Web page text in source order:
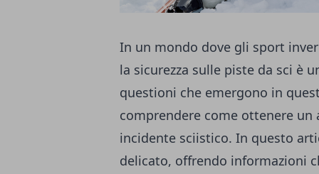
In un mondo dove gli sport
la sicurezza sulle piste da sci è
questioni che emergono in
comprendere come ottenere
incidente sciistico. In questo
delicato, offrendo informazioni